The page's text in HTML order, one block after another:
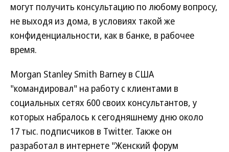
могут получить консультацию по любому вопросу,
не выходя из дома, в условиях такой же
конфиденциальности, как в банке, в рабочее
время.
Morgan Stanley Smith Barney в США
"командировал" на работу с клиентами в
социальных сетях 600 своих консультантов, у
которых набралось к сегодняшнему дню около
17 тыс. подписчиков в Twitter. Также он
разработал в интернете "Женский форум